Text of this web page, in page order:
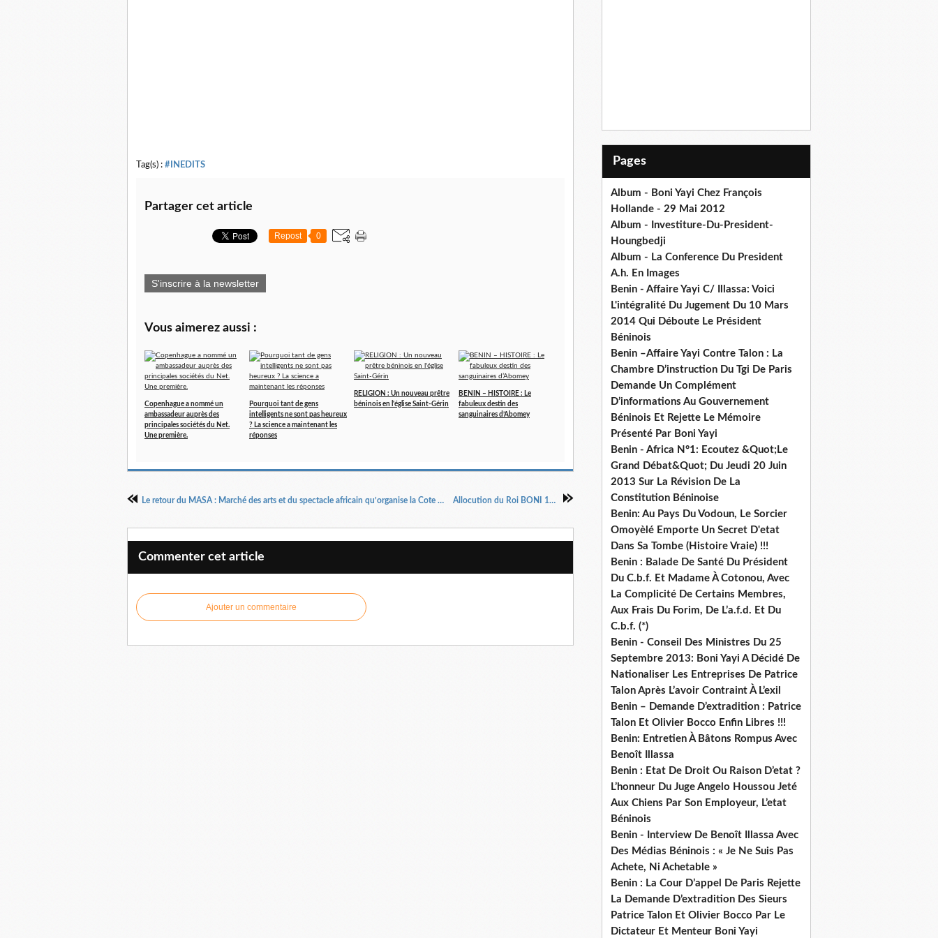
Tag(s) : #INEDITS
Partager cet article
Repost 0
S'inscrire à la newsletter
Vous aimerez aussi :
Copenhague a nommé un
ambassadeur auprès des
principales sociétés du Net.
Une première.
Pourquoi tant de gens
intelligents ne sont pas heureux
? La science a maintenant les
réponses
RELIGION : Un nouveau prêtre
béninois en l'église Saint-Gérin
BENIN – HISTOIRE : Le
fabuleux destin des
sanguinaires d’Abomey
Le retour du MASA : Marché des arts et du spectacle africain qu’organise la Cote d'Ivoire Allocution du Roi BONI 1er ....
Commenter cet article
Ajouter un commentaire
Pages
Album - Boni Yayi Chez François
Hollande - 29 Mai 2012
Album - Investiture-Du-President-
Houngbedji
Album - La Conference Du President
A.h. En Images
Benin - Affaire Yayi C/ Illassa: Voici
L'intégralité Du Jugement Du 10 Mars
2014 Qui Déboute Le Président
Béninois
Benin –Affaire Yayi Contre Talon : La
Chambre D’instruction Du Tgi De Paris
Demande Un Complément
D’informations Au Gouvernement
Béninois Et Rejette Le Mémoire
Présenté Par Boni Yayi
Benin - Africa N°1: Ecoutez &Quot;Le
Grand Débat&Quot; Du Jeudi 20 Juin
2013 Sur La Révision De La
Constitution Béninoise
Benin: Au Pays Du Vodoun, Le Sorcier
Omoyèlé Emporte Un Secret D'etat
Dans Sa Tombe (Histoire Vraie) !!!
Benin : Balade De Santé Du Président
Du C.b.f. Et Madame À Cotonou, Avec
La Complicité De Certains Membres,
Aux Frais Du Forim, De L’a.f.d. Et Du
C.b.f. (*)
Benin - Conseil Des Ministres Du 25
Septembre 2013: Boni Yayi A Décidé De
Nationaliser Les Entreprises De Patrice
Talon Après L’avoir Contraint À L’exil
Benin – Demande D’extradition : Patrice
Talon Et Olivier Bocco Enfin Libres !!!
Benin: Entretien À Bâtons Rompus Avec
Benoît Illassa
Benin : Etat De Droit Ou Raison D’etat ?
L’honneur Du Juge Angelo Houssou Jeté
Aux Chiens Par Son Employeur, L’etat
Béninois
Benin - Interview De Benoît Illassa Avec
Des Médias Béninois : « Je Ne Suis Pas
Achete, Ni Achetable »
Benin : La Cour D’appel De Paris Rejette
La Demande D’extradition Des Sieurs
Patrice Talon Et Olivier Bocco Par Le
Dictateur Et Menteur Boni Yayi